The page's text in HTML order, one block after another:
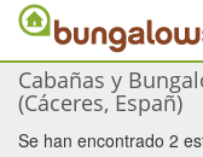
Cabañas y
(Cáceres, Españ)
Se han encontrado 2